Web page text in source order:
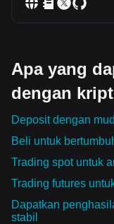
Apa yang
dengan
Deposit dengan
Beli untuk
Trading spot untuk
Trading futures
Dapatkan
stabil